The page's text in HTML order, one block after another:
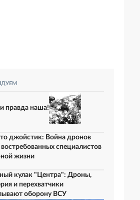
правда наша!
джойстик: Война дронов
востребованных специалистов
жизни
кулак "Центра": Дроны,
и перехватчики
оборону ВСУ